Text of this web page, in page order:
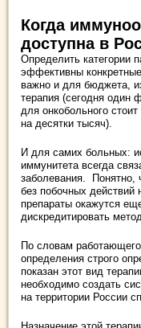
Когда
доступна в
Определить категории
эффективны
важно и для бюджета,
терапия (сегодня один
для онкобольного
на десятки тысяч).
И для самих больных:
иммунитета всегда
заболевания. Понятно,
без побочных
препараты окажутся
дискредитировать
По словам
определения строго
показан этот вид
необходимо создать
на территории России